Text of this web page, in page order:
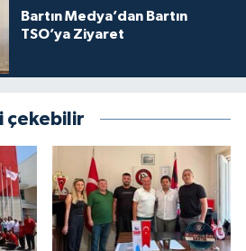
Bartın Medya’dan Bartın
TSO’ya Ziyaret
çekebilir